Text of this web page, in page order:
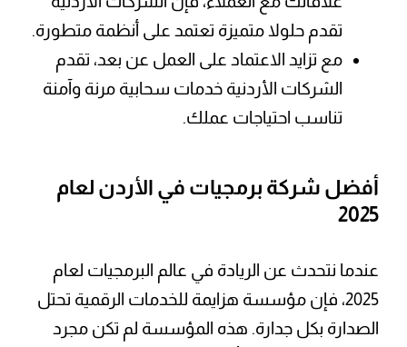
تقدم حلولا متميزة تعتمد على أنظمة متطورة.
مع تزايد الاعتماد على العمل عن بعد، تقدم
الشركات الأردنية خدمات سحابية مرنة وآمنة
تناسب احتياجات عملك.
أفضل شركة برمجيات في الأردن لعام
2025
عندما نتحدث عن الريادة في عالم البرمجيات لعام
2025، فإن مؤسسة هزايمة للخدمات الرقمية تحتل
الصدارة بكل جدارة. هذه المؤسسة لم تكن مجرد